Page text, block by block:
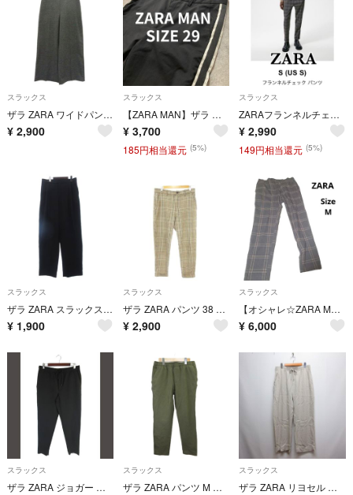
スラックス
ザラ ZARA ワイドパンツ ロング丈 XS チャコールグレー /SY69
¥ 2,900
スラックス
【ZARA MAN】ザラ マン サイドライン アンクルテーパードパンツ ブラック USA 29 イージーパンツ トラウザーパンツ
¥ 3,700
185円相当還元 (5%)
スラックス
ZARAフランネルチェックパンツ
¥ 2,990
149円相当還元 (5%)
スラックス
ザラ ZARA スラックス パンツ 黒 ブラック XL ■OOM
¥ 1,900
スラックス
ザラ ZARA パンツ 38 ベージュ チェック柄 長ズボン /MN43
¥ 2,900
スラックス
【オシャレ☆ZARA MAN】茶 グレー チェックパンツ サイズM
¥ 6,000
スラックス
ザラ ZARA ジョガー パンツ イージー ロング ゴムウエスト ブラック L
スラックス
ザラ ZARA パンツ M カーキ 無地 /MD ■GY20
スラックス
ザラ ZARA リヨセル イージー パンツ L ライトベージュ ウエストゴム